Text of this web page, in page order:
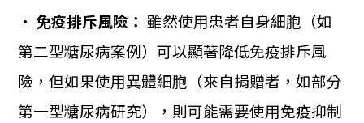
• 免疫排斥風險： 雖然使用患者自身細胞（如
第二型糖尿病案例）可以顯著降低免疫排斥風
險，但如果使用異體細胞（來自捐贈者，如部分
第一型糖尿病研究），則可能需要使用免疫抑制